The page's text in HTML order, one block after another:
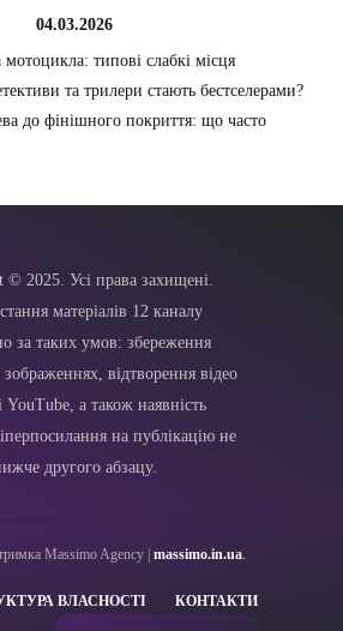
04.03.2026
типові слабкі місця
та трилери стають бестселерами?
до фінішного покриття: що часто
© 2025. Усі права захищені.
матеріалів 12 каналу
за таких умов: збереження
відтворення відео
YouTube, а також наявність
на публікацію не
другого абзацу.
Massimo Agency | massimo.in.ua.
ВЛАСНОСТІ КОНТАКТИ